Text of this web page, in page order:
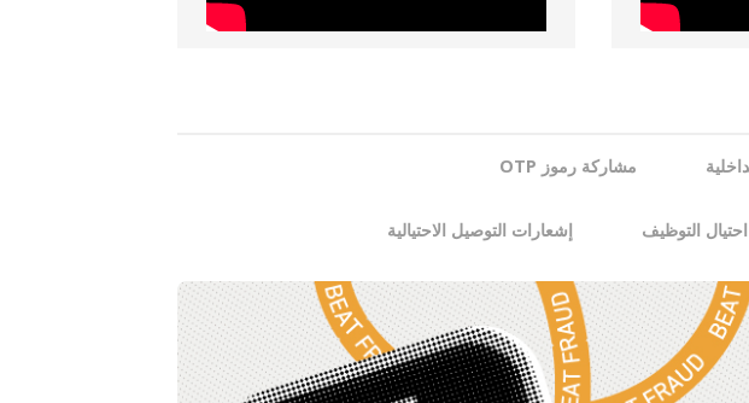
مشاركة رموز OTP
احتيال التوظيف إشعارات التوصيل الاحتيالية